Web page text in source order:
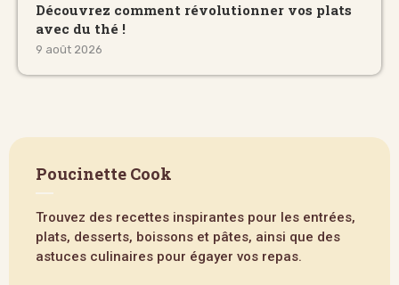
Découvrez comment révolutionner vos plats
avec du thé !
9 août 2026
Poucinette Cook
Trouvez des recettes inspirantes pour les entrées,
plats, desserts, boissons et pâtes, ainsi que des
astuces culinaires pour égayer vos repas.